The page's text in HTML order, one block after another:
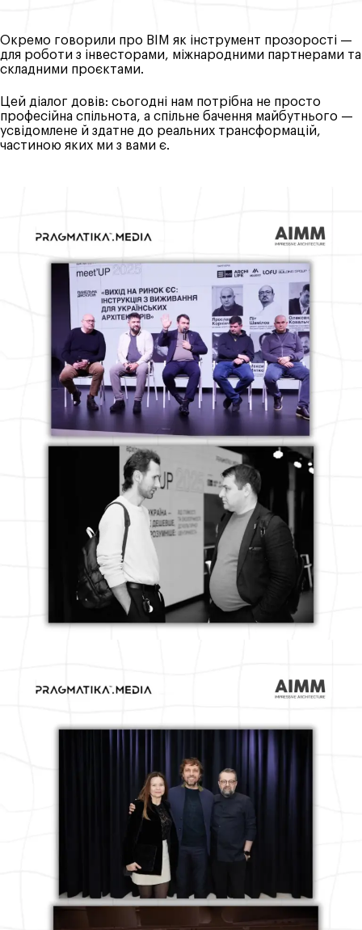
Окремо говорили про BIM як інструмент прозорості —
для роботи з інвесторами, міжнародними партнерами та
складними проєктами.
Цей діалог довів: сьогодні нам потрібна не просто
професійна спільнота, а спільне бачення майбутнього —
усвідомлене й здатне до реальних трансформацій,
частиною яких ми з вами є.